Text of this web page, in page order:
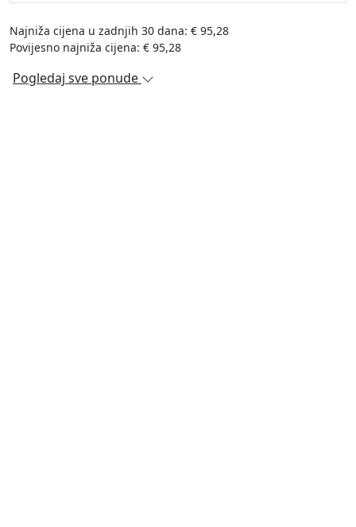
Najniža cijena u zadnjih 30 dana: € 95,28
Povijesno najniža cijena: € 95,28
Pogledaj sve ponude